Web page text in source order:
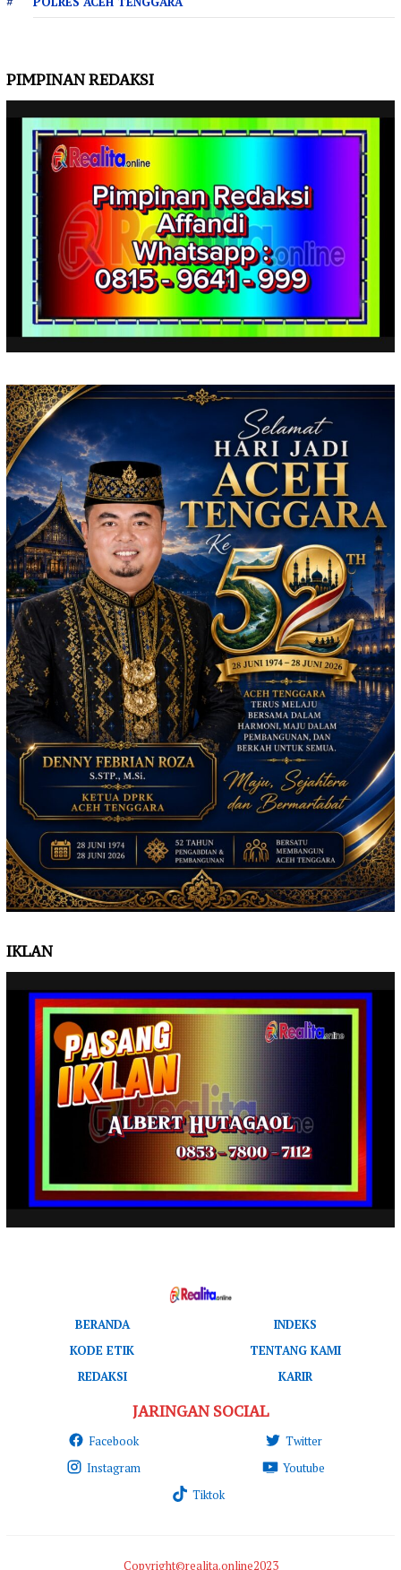
PIMPINAN REDAKSI
IKLAN
BERANDA
INDEKS
KODE ETIK
TENTANG KAMI
REDAKSI
KARIR
JARINGAN SOCIAL
Facebook
Twitter
Instagram
Youtube
Tiktok
Copyright©realita.online2023